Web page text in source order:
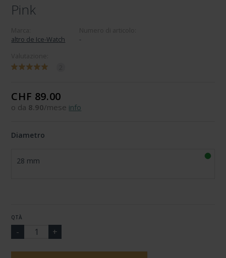
Pink
altro de Ice-Watch
-
CHF 89.00
o da 8.90/mese info
Diametro
28 mm
QTÀ